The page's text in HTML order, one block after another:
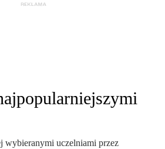
wybieranymi uczelniami przez